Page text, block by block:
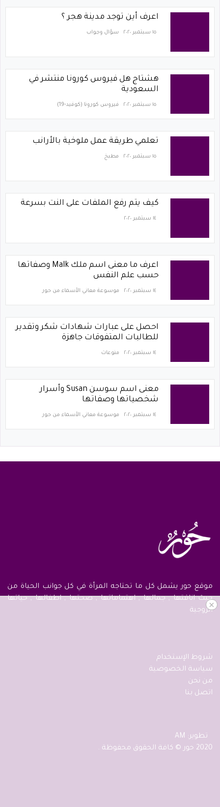
اعرف أين توجد مدينة هجر ؟
١٥ سبتمبر ٢٠٢٠ سؤال وجواب
هشتاج هل فيروس كورونا منتشر في
السعودية
١٥ سبتمبر ٢٠٢٠ فيروس كورونا (كوفيد-19)‏
تعلمي طريقة عمل ملوخية بالأرانب
١٥ سبتمبر ٢٠٢٠ مطبخ
كيف يتم رفع الملفات على النت بسرعة
١٤ سبتمبر ٢٠٢٠
اعرف ما معنى اسم ملك Malk وصفاتها
حسب علم النفس
١٤ سبتمبر ٢٠٢٠ موسوعة معاني الأسماء من حور
احصل على عبارات شهادات شكر وتقدير
للطالبات المتفوقات جاهزة
١٤ سبتمبر ٢٠٢٠ منوعات
معنى اسم سوسن Susan وأسرار
شخصياتها وصفاتها
١٤ سبتمبر ٢٠٢٠ موسوعة معاني الأسماء من حور
×
موقع حور يشمل كل ما تحتاجه المرأة في كل جوانب الحياة من
حيث اناقتها , جمالها , اهتماماتها , صحتها , اطفالها , حياتها
الزوجية
شروط الإستخدام
سياسة الخصوصية
من نحن
اتصل بنا
تطوير: AM
2020 حور © كافة الحقوق محفوظة .